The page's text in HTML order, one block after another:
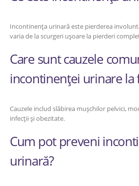
Incontinența urinară este pierderea
varia de la scurgeri ușoare la pierderi
Care sunt cauzele
incontinenței urinare la
Cauzele includ slăbirea mușchilor pelvici,
infecții și obezitate.
Cum pot preveni
urinară?